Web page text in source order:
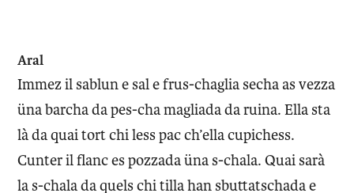
Aral
Immez il sablun e sal e frus-chaglia secha as vezza
üna barcha da pes-cha magliada da ruina. Ella sta
là da quai tort chi less pac ch’ella cupichess.
Cunter il flanc es pozzada üna s-chala. Quai sarà
la s-chala da quels chi tilla han sbuttatschada e